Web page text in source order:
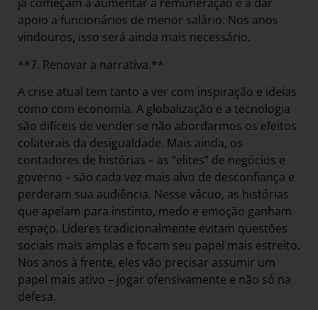
apoio a funcionários de menor salário. Nos anos
vindouros, isso será ainda mais necessário.
**7. Renovar a narrativa.**
A crise atual tem tanto a ver com inspiração e ideias
como com economia. A globalização e a tecnologia
são difíceis de vender se não abordarmos os efeitos
colaterais da desigualdade. Mais ainda, os
contadores de histórias – as “elites” de negócios e
governo – são cada vez mais alvo de desconfiança e
perderam sua audiência. Nesse vácuo, as histórias
que apelam para instinto, medo e emoção ganham
espaço. Líderes tradicionalmente evitam questões
sociais mais amplas e focam seu papel mais estreito.
Nos anos à frente, eles vão precisar assumir um
papel mais ativo – jogar ofensivamente e não só na
defesa.